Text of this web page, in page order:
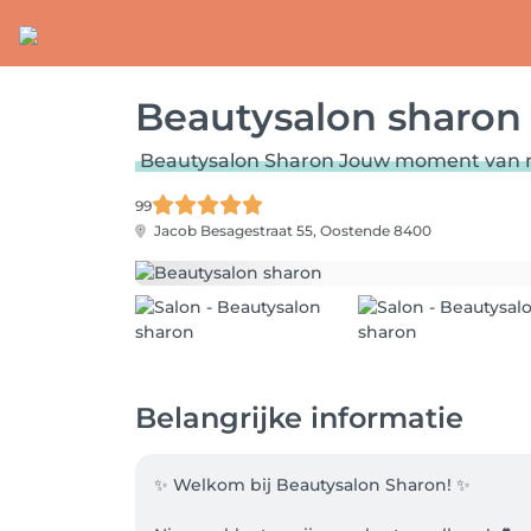
Beautysalon sharon
Beautysalon Sharon Jouw moment
99
Jacob Besagestraat 55, Oostende 8400
Belangrijke informatie
✨ Welkom bij Beautysalon Sharon! ✨